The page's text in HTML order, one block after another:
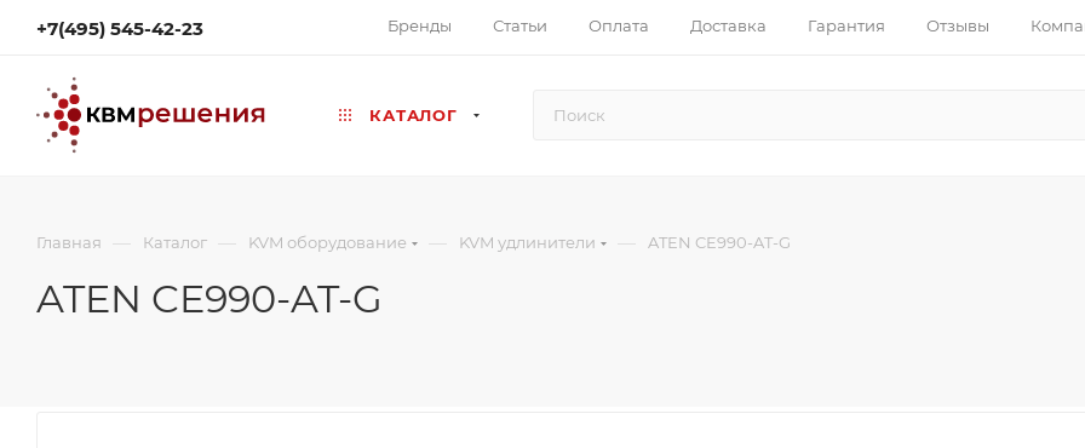
+7(495) 545-42-23 Бренды Статьи Оплата Доставка Гарантия Отзывы
КАТАЛОГ
Главная — Каталог — KVM оборудование — KVM удлинители — ATEN CE990-AT-G
ATEN CE990-AT-G